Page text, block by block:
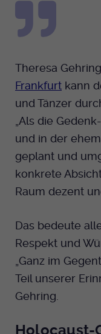
Theresa
Frankfurt kann
und Tänzer
„Als die
und in der
geplant und
konkrete
Raum dezent
Das bedeute
Respekt und
„Ganz im
Teil unserer
Gehring.
Holocaust-